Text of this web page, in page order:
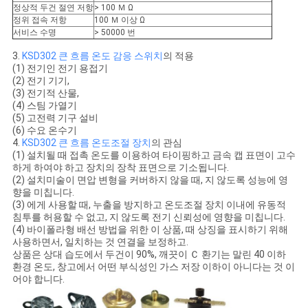
이
스
사
이
트
맵
PRIVACY
POLICY
정상적 두건 절연 저항> 100 Ｍ Ω
정위 접속 저항
100 Ｍ 이상 Ω
서비스 수명
> 50000 번
3. KSD302 큰 흐름 온도 감응 스위치의 적용
(1) 전기인 전기 용접기
(2) 전기 기기,
(3) 전기적 산물,
(4) 스팀 가열기
(5) 고전력 기구 설비
(6) 수요 온수기
4. KSD302 큰 흐름 온도조절 장치의 관심
(1) 설치될 때 접촉 온도를 이용하여 타이핑하고 금속 캡 표면이 고수
하게 하여야 하고 장치의 장착 표면으로 기소됩니다.
(2) 설치미술이 면압 변형을 커버하지 않을 때, 지 않도록 성능에 영
향을 미칩니다.
(3) 에게 사용할 때, 누출을 방지하고 온도조절 장치 이내에 유동적
침투를 허용할 수 없고, 지 않도록 전기 신뢰성에 영향을 미칩니다.
(4) 바이폴라형 배선 방법을 위한 이 상품, 때 상징을 표시하기 위해
사용하면서, 일치하는 것 연결을 보정하고.
상품은 상대 습도에서 두건이 90%, 깨끗이 Ｃ 환기는 말린 40 이하
환경 온도, 창고에서 어떤 부식성인 가스 저장 이하이 아니다는 것 이
어야 합니다.